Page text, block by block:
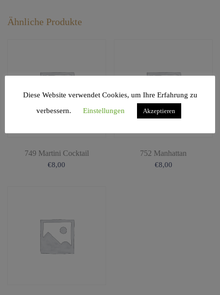
Ähnliche Produkte
749 Martini Cocktail
€8,00
752 Manhattan
€8,00
Diese Website verwendet Cookies, um Ihre Erfahrung zu
verbessern.
Einstellungen Akzeptieren